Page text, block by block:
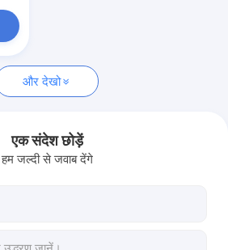
और देखो
एक संदेश छोड़ें
हम जल्दी से जवाब देंगे